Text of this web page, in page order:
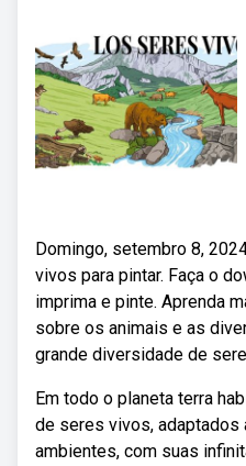
Domingo, setembro 8,
vivos para pintar. Faça o
imprima e pinte. Aprenda
sobre os animais e as
grande diversidade de
Em todo o planeta terra
de seres vivos,
ambientes, com suas